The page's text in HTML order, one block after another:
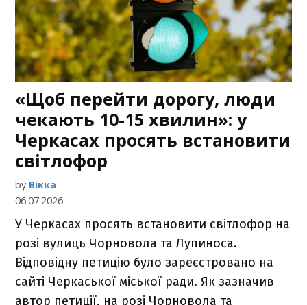
«Щоб перейти дорогу, люди
чекають 10-15 хвилин»: у
Черкасах просять встановити
світлофор
by Вікка
06.07.2026
У Черкасах просять встановити світлофор на
розі вулиць Чорновола та Лупиноса.
Відповідну петицію було зареєстровано на
сайті Черкаської міської ради. Як зазначив
автор петиції, на розі Чорновола та